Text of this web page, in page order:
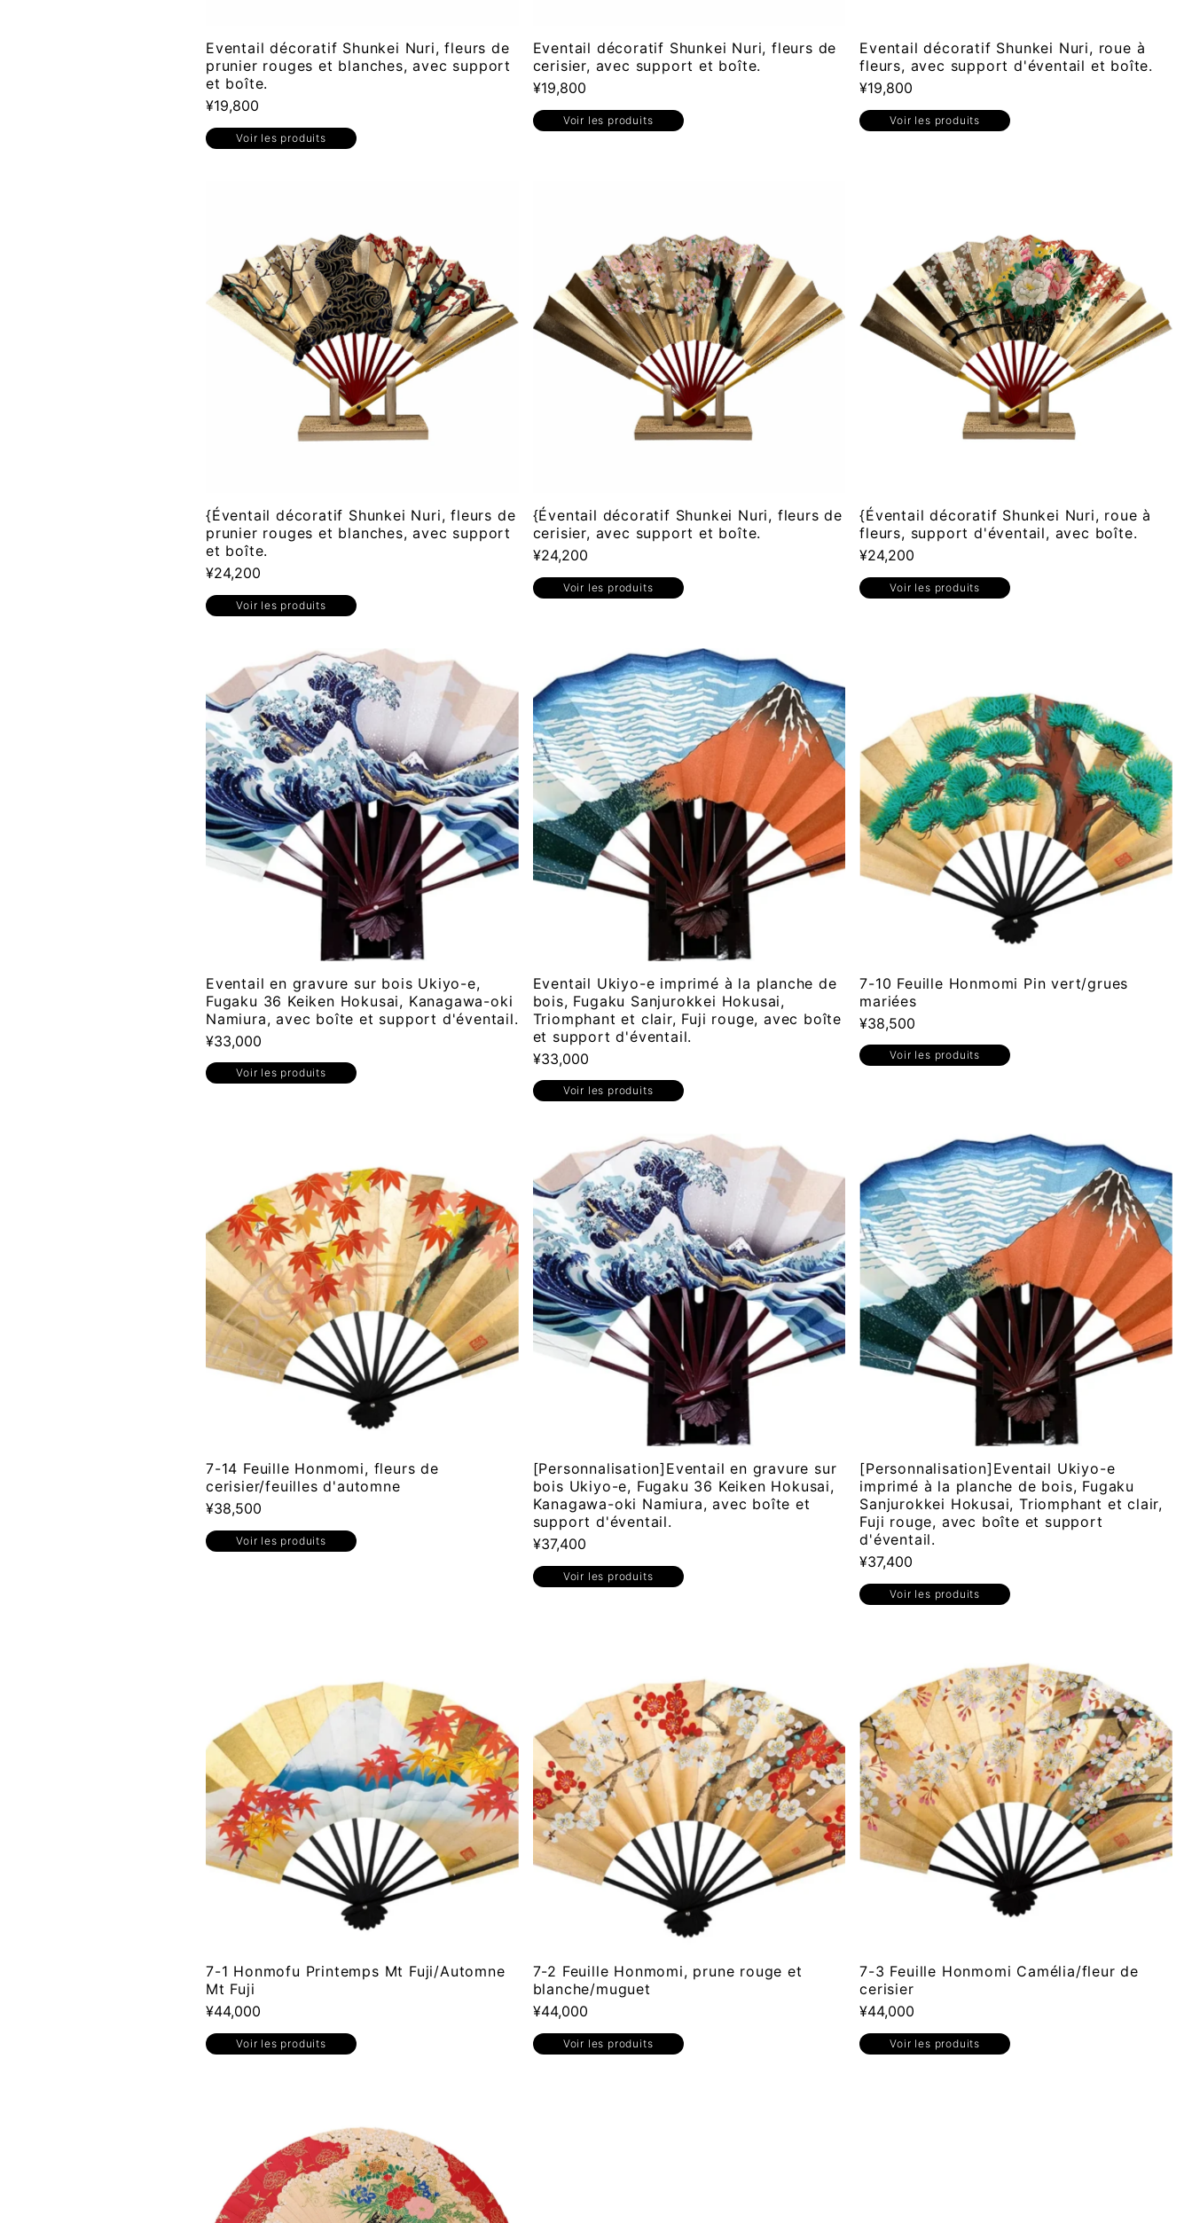
Date, de la plus
récente à la plus
Eventail décoratif Shunkei Nuri, fleurs de
prunier rouges et blanches, avec support
et boîte.
¥19,800
Voir les produits
Eventail décoratif Shunkei Nuri, fleurs de
cerisier, avec support et boîte.
¥19,800
Voir les produits
Eventail décoratif Shunkei Nuri, roue à
fleurs, avec support d'éventail et boîte.
¥19,800
Voir les produits
{Éventail décoratif Shunkei Nuri, fleurs de
prunier rouges et blanches, avec support
et boîte.
¥24,200
Voir les produits
{Éventail décoratif Shunkei Nuri, fleurs de
cerisier, avec support et boîte.
¥24,200
Voir les produits
{Éventail décoratif Shunkei Nuri, roue à
fleurs, support d'éventail, avec boîte.
¥24,200
Voir les produits
Eventail en gravure sur bois Ukiyo-e,
Fugaku 36 Keiken Hokusai, Kanagawa-oki
Namiura, avec boîte et support d'éventail.
¥33,000
Voir les produits
Eventail Ukiyo-e imprimé à la planche de
bois, Fugaku Sanjurokkei Hokusai,
Triomphant et clair, Fuji rouge, avec boîte
et support d'éventail.
¥33,000
Voir les produits
7-10 Feuille Honmomi Pin vert/grues
mariées
¥38,500
Voir les produits
7-14 Feuille Honmomi, fleurs de
cerisier/feuilles d'automne
¥38,500
Voir les produits
[Personnalisation]Eventail en gravure sur
bois Ukiyo-e, Fugaku 36 Keiken Hokusai,
Kanagawa-oki Namiura, avec boîte et
support d'éventail.
¥37,400
Voir les produits
[Personnalisation]Eventail Ukiyo-e
imprimé à la planche de bois, Fugaku
Sanjurokkei Hokusai, Triomphant et clair,
Fuji rouge, avec boîte et support
d'éventail.
¥37,400
Voir les produits
7-1 Honmofu Printemps Mt Fuji/Automne
Mt Fuji
¥44,000
Voir les produits
7-2 Feuille Honmomi, prune rouge et
blanche/muguet
¥44,000
Voir les produits
7-3 Feuille Honmomi Camélia/fleur de
cerisier
¥44,000
Voir les produits